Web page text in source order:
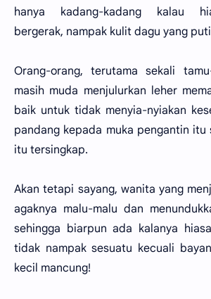
hanya kadang-kadang kalau
bergerak, nampak kulit dagu yang
Orang-orang, terutama sekali
masih muda menjulurkan leher
baik untuk tidak menyia-nyiakan
pandang kepada muka pengantin itu
itu tersingkap.
Akan tetapi sayang, wanita yang
agaknya malu-malu dan
sehingga biarpun ada kalanya
tidak nampak sesuatu kecuali
kecil mancung!